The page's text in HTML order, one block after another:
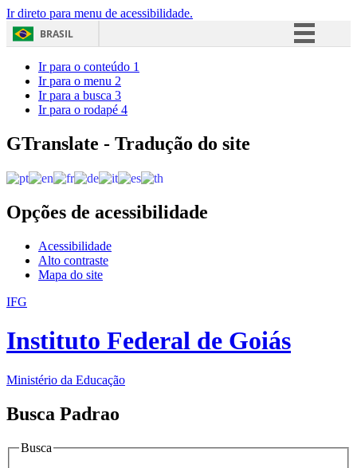
Ir direto para menu de acessibilidade.
BRASIL
Acesso à informação
Ir para o conteúdo 1
Ir para o menu 2
Ir para a busca 3
Ir para o rodapé 4
GTranslate - Tradução do site
Opções de acessibilidade
Acessibilidade
Alto contraste
Mapa do site
IFG
Instituto Federal de Goiás
Ministério da Educação
Busca Padrao
Busca